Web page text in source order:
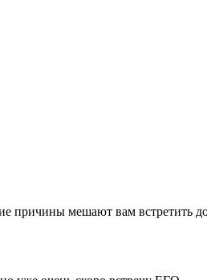
причины мешают вам встретить